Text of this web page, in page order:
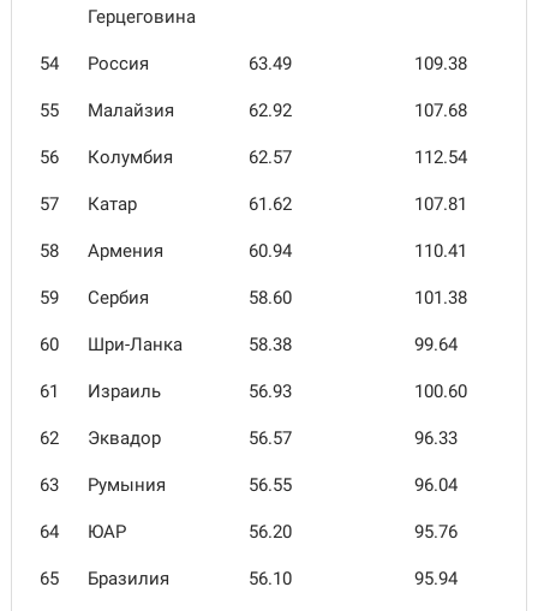
Герцеговина
54 Россия 63.49 109.38
55 Малайзия 62.92 107.68
56 Колумбия 62.57 112.54
57 Катар 61.62 107.81
58 Армения 60.94 110.41
59 Сербия 58.60 101.38
60 Шри-Ланка 58.38 99.64
61 Израиль 56.93 100.60
62 Эквадор 56.57 96.33
63 Румыния 56.55 96.04
64 ЮАР 56.20 95.76
65 Бразилия 56.10 95.94